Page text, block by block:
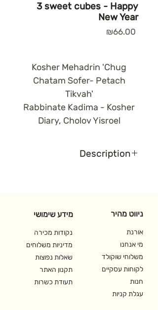
3 sweet cubes - Happy
New Year
₪66.00
Kosher Mehadrin 'Chug
Chatam Sofer- Petach
Tikvah'
Rabbinate Kadima - Kosher
Diary, Cholov Yisroel
Description
white chocolate hearts with
pomegranate (65g). The
three cases are packed with
cellophane with a ribbon.
מידע שימושי
נקודות מכירה
מדיניות משלוחים
שאלות נפוצות
תקנון האתר
תעודת כשרות
ניווט מהיר
אורנת
מי אנחנו
משלוחי שוקולד
לקוחות עסקיים
חנות
עגלת קניות